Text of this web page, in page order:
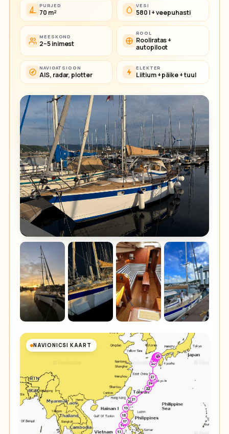
PURJED
70 m²
VESI
580 l + veepuhasti
MEESKOND
2–5 inimest
ROOL
Rooliratas +
autopiloot
NAVIGATSIOON
AIS, radar, plotter
ELEKTER
Liitium + päike + tuul
NAVIONICSI KAART